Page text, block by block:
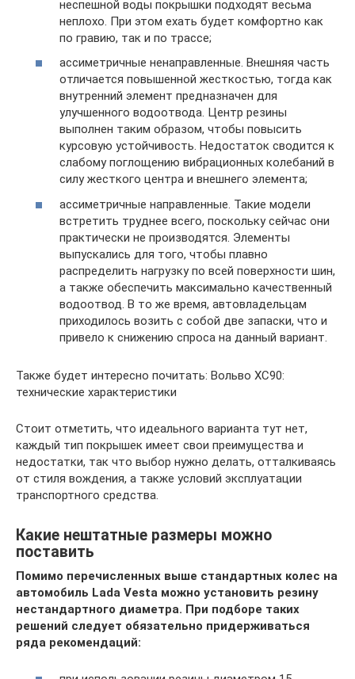
неспешной воды покрышки подходят весьма
неплохо. При этом ехать будет комфортно как
по гравию, так и по трассе;
ассиметричные ненаправленные. Внешняя часть
отличается повышенной жесткостью, тогда как
внутренний элемент предназначен для
улучшенного водоотвода. Центр резины
выполнен таким образом, чтобы повысить
курсовую устойчивость. Недостаток сводится к
слабому поглощению вибрационных колебаний в
силу жесткого центра и внешнего элемента;
ассиметричные направленные. Такие модели
встретить труднее всего, поскольку сейчас они
практически не производятся. Элементы
выпускались для того, чтобы плавно
распределить нагрузку по всей поверхности шин,
а также обеспечить максимально качественный
водоотвод. В то же время, автовладельцам
приходилось возить с собой две запаски, что и
привело к снижению спроса на данный вариант.
Также будет интересно почитать: Вольво ХС90:
технические характеристики
Стоит отметить, что идеального варианта тут нет,
каждый тип покрышек имеет свои преимущества и
недостатки, так что выбор нужно делать, отталкиваясь
от стиля вождения, а также условий эксплуатации
транспортного средства.
Какие нештатные размеры можно
поставить
Помимо перечисленных выше стандартных колес на
автомобиль Lada Vesta можно установить резину
нестандартного диаметра. При подборе таких
решений следует обязательно придерживаться
ряда рекомендаций: